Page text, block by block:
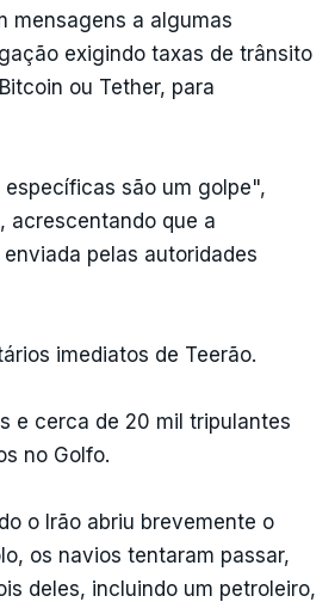
mensagens a algumas
exigindo taxas de trânsito
ou Tether, para
são um golpe",
acrescentando que a
pelas autoridades
imediatos de Teerão.
e cerca de 20 mil tripulantes
no Golfo.
o Irão abriu brevemente o
os navios tentaram passar,
deles, incluindo um petroleiro,